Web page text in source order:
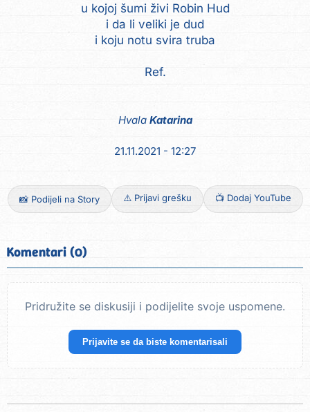
u kojoj šumi živi Robin Hud
i da li veliki je dud
i koju notu svira truba
Hvala Katarina
21.11.2021 - 12:27
📸 Podijeli na Story ⚠️ Prijavi grešku 📺 Dodaj YouTube
Komentari (0)
Pridružite se diskusiji i podijelite svoje uspomene.
Prijavite se da biste komentarisali